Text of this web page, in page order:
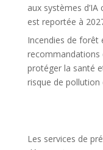
aux systèmes
est reportée à
Incendies de forêt
recommandations
protéger la santé
risque de pollution
Les services de